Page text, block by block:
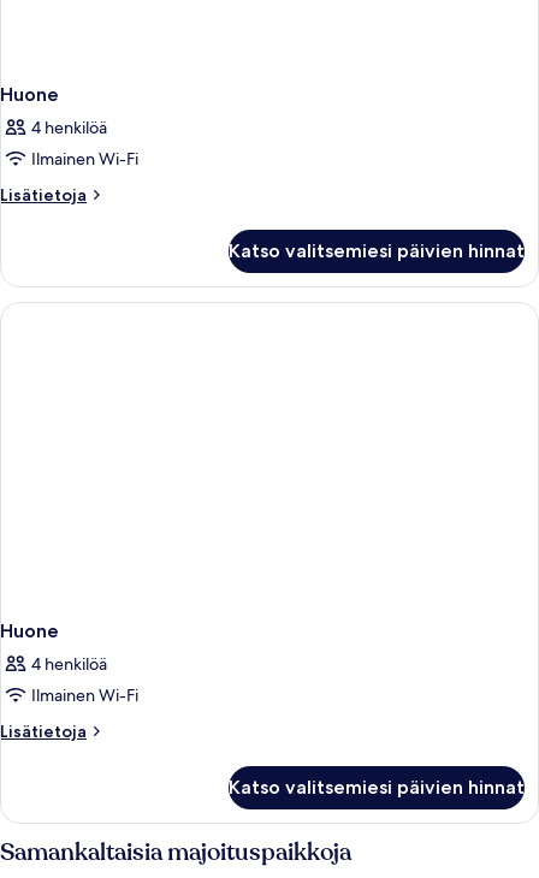
Huone
4 henkilöä
Ilmainen Wi-Fi
Lisätietoja
Lisätietoja
Katso valitsemiesi päivien hinnat
Huone
4 henkilöä
Ilmainen Wi-Fi
Lisätietoja
Lisätietoja
Katso valitsemiesi päivien hinnat
Samankaltaisia majoituspaikkoja